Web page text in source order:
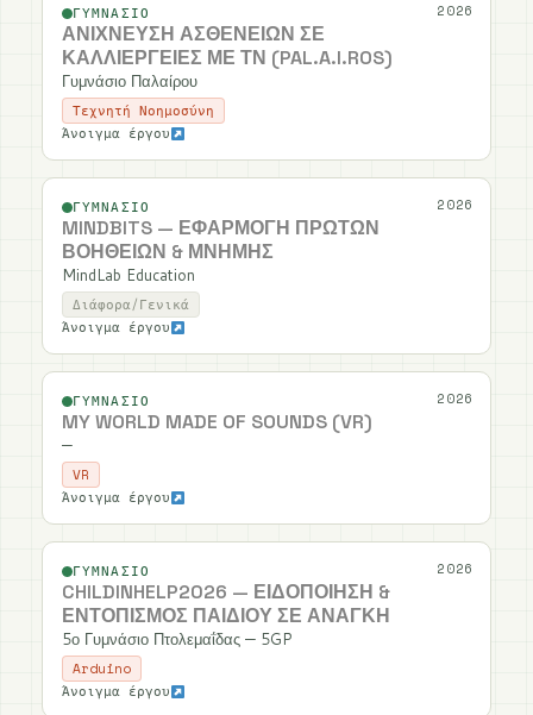
2026
ΓΥΜΝΆΣΙΟ
ΑΝΊΧΝΕΥΣΗ ΑΣΘΕΝΕΙΏΝ ΣΕ
ΚΑΛΛΙΈΡΓΕΙΕΣ ΜΕ ΤΝ (PAL.A.I.ROS)
Γυμνάσιο Παλαίρου
Τεχνητή Νοημοσύνη
Άνοιγμα έργου
2026
ΓΥΜΝΆΣΙΟ
MINDBITS — ΕΦΑΡΜΟΓΉ ΠΡΏΤΩΝ
ΒΟΗΘΕΙΏΝ & ΜΝΉΜΗΣ
MindLab Education
Διάφορα/Γενικά
Άνοιγμα έργου
2026
ΓΥΜΝΆΣΙΟ
MY WORLD MADE OF SOUNDS (VR)
—
VR
Άνοιγμα έργου
2026
ΓΥΜΝΆΣΙΟ
CHILDINHELP2026 — ΕΙΔΟΠΟΊΗΣΗ &
ΕΝΤΟΠΙΣΜΌΣ ΠΑΙΔΙΟΎ ΣΕ ΑΝΆΓΚΗ
5ο Γυμνάσιο Πτολεμαΐδας — 5GP
Arduino
Άνοιγμα έργου